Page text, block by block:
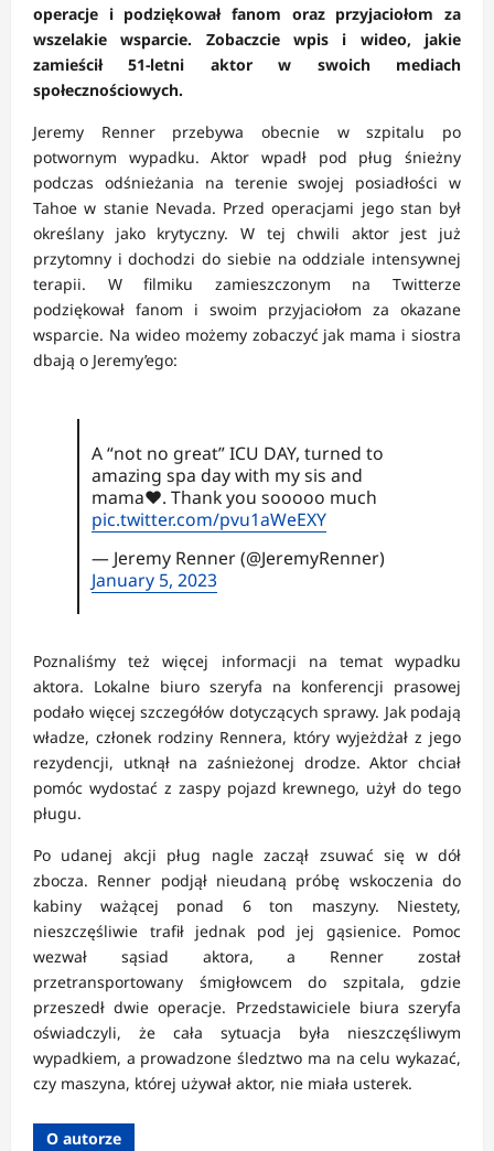
operacje i podziękował fanom oraz przyjaciołom za
wszelakie wsparcie. Zobaczcie wpis i wideo, jakie
zamieścił 51-letni aktor w swoich mediach
społecznościowych.
Jeremy Renner przebywa obecnie w szpitalu po
potwornym wypadku. Aktor wpadł pod pług śnieżny
podczas odśnieżania na terenie swojej posiadłości w
Tahoe w stanie Nevada. Przed operacjami jego stan był
określany jako krytyczny. W tej chwili aktor jest już
przytomny i dochodzi do siebie na oddziale intensywnej
terapii. W filmiku zamieszczonym na Twitterze
podziękował fanom i swoim przyjaciołom za okazane
wsparcie. Na wideo możemy zobaczyć jak mama i siostra
dbają o Jeremy’ego:
A “not no great” ICU DAY, turned to
amazing spa day with my sis and
mama❤️. Thank you sooooo much
pic.twitter.com/pvu1aWeEXY
— Jeremy Renner (@JeremyRenner)
January 5, 2023
Poznaliśmy też więcej informacji na temat wypadku
aktora. Lokalne biuro szeryfa na konferencji prasowej
podało więcej szczegółów dotyczących sprawy. Jak podają
władze, członek rodziny Rennera, który wyjeżdżał z jego
rezydencji, utknął na zaśnieżonej drodze. Aktor chciał
pomóc wydostać z zaspy pojazd krewnego, użył do tego
pługu.
Po udanej akcji pług nagle zaczął zsuwać się w dół
zbocza. Renner podjął nieudaną próbę wskoczenia do
kabiny ważącej ponad 6 ton maszyny. Niestety,
nieszczęśliwie trafił jednak pod jej gąsienice. Pomoc
wezwał sąsiad aktora, a Renner został
przetransportowany śmigłowcem do szpitala, gdzie
przeszedł dwie operacje. Przedstawiciele biura szeryfa
oświadczyli, że cała sytuacja była nieszczęśliwym
wypadkiem, a prowadzone śledztwo ma na celu wykazać,
czy maszyna, której używał aktor, nie miała usterek.
O autorze